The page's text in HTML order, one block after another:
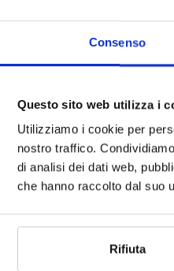
Consenso
Questo sito web utilizza i
Utilizziamo i cookie per
nostro traffico.
di analisi dei dati web,
che hanno raccolto dal suo
Rifiuta